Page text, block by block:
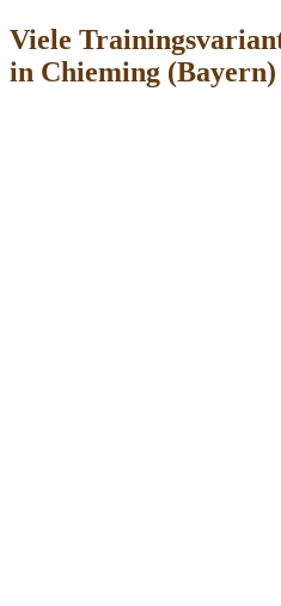
Viele
in Chieming (Bayern)